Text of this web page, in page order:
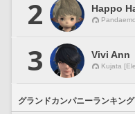
2 Happo
3 Vivi Ann
Kujata
グランドカンパニーランキング